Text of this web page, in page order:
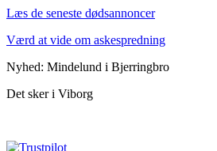
Læs de seneste dødsannoncer
Værd at vide om askespredning
Nyhed: Mindelund i Bjerringbro
Det sker i Viborg